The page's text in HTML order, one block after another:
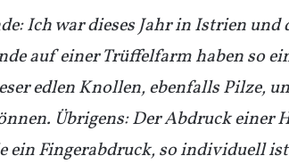
Ich war dieses Jahr in Istrien und
auf einer Trüffelfarm haben so
edlen Knollen, ebenfalls Pilze,
Übrigens: Der Abdruck einer
ein Fingerabdruck, so individuell